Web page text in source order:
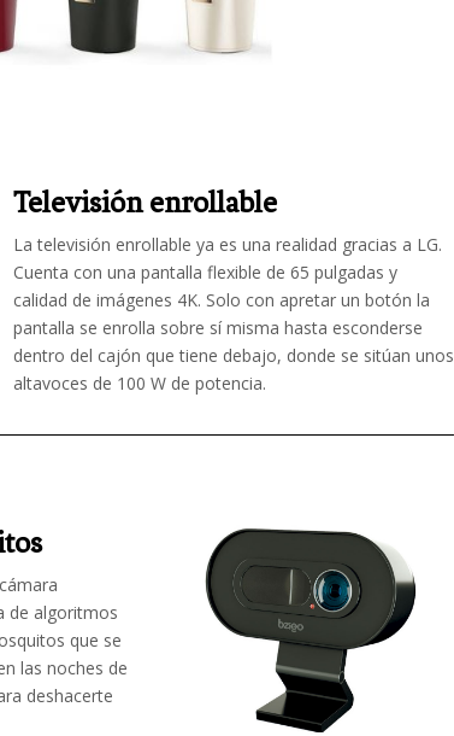
Televisión enrollable
La televisión enrollable ya es una realidad gracias a LG.
Cuenta con una pantalla flexible de 65 pulgadas y
calidad de imágenes 4K. Solo con apretar un botón la
pantalla se enrolla sobre sí misma hasta esconderse
dentro del cajón que tiene debajo, donde se sitúan unos
altavoces de 100 W de potencia.
ámara
de algoritmos
que se
las noches de
deshacerte